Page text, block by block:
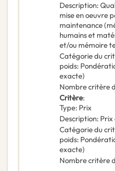
Description:
mise en oeuvre
maintenance
humains et
et/ou mémoire
Catégorie du
poids:
exacte)
Nombre critère
Critère:
Type: Prix
Description: Prix
Catégorie du
poids:
exacte)
Nombre critère